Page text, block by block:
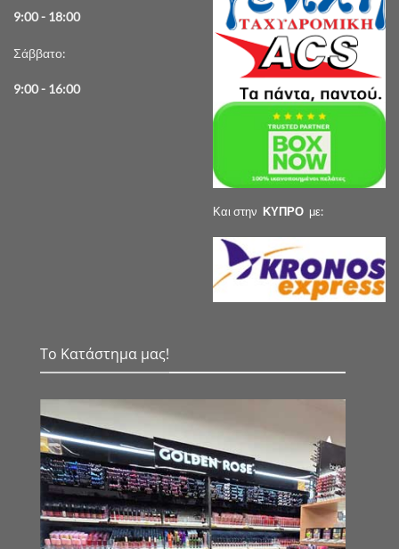
9:00 - 18:00
Σάββατο:
9:00 - 16:00
Και στην ΚΥΠΡΟ με:
Το Κατάστημα μας!